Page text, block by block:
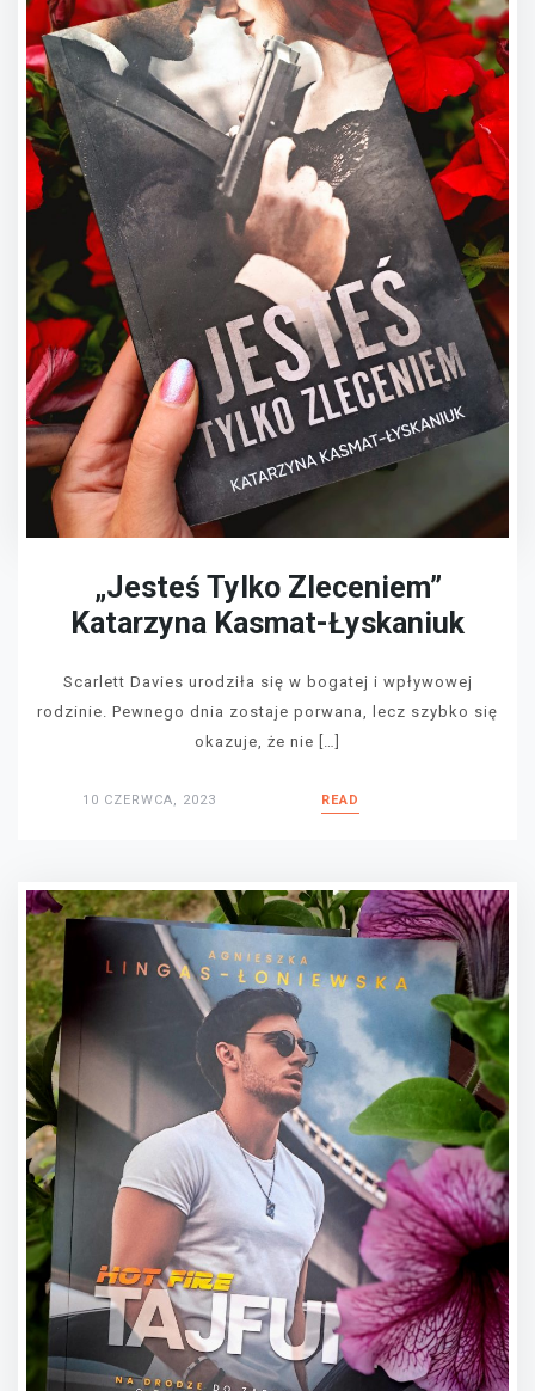
„Jesteś Tylko Zleceniem”
Katarzyna Kasmat-Łyskaniuk
Scarlett Davies urodziła się w bogatej i wpływowej
rodzinie. Pewnego dnia zostaje porwana, lecz szybko się
okazuje, że nie […]
10 CZERWCA, 2023 READ